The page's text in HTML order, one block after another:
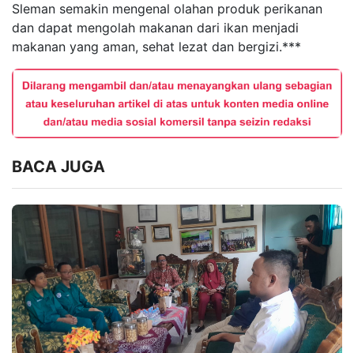
Sleman semakin mengenal olahan produk perikanan
dan dapat mengolah makanan dari ikan menjadi
makanan yang aman, sehat lezat dan bergizi.***
BACA JUGA